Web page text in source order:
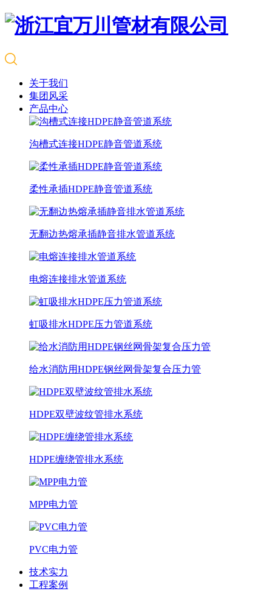
关于我们
集团风采
产品中心
沟槽式连接HDPE静音管道系统
柔性承插HDPE静音管道系统
无翻边热熔承插静音排水管道系统
电熔连接排水管道系统
虹吸排水HDPE压力管道系统
给水消防用HDPE钢丝网骨架复合压力管
HDPE双壁波纹管排水系统
HDPE缠绕管排水系统
MPP电力管
PVC电力管
技术实力
工程案例